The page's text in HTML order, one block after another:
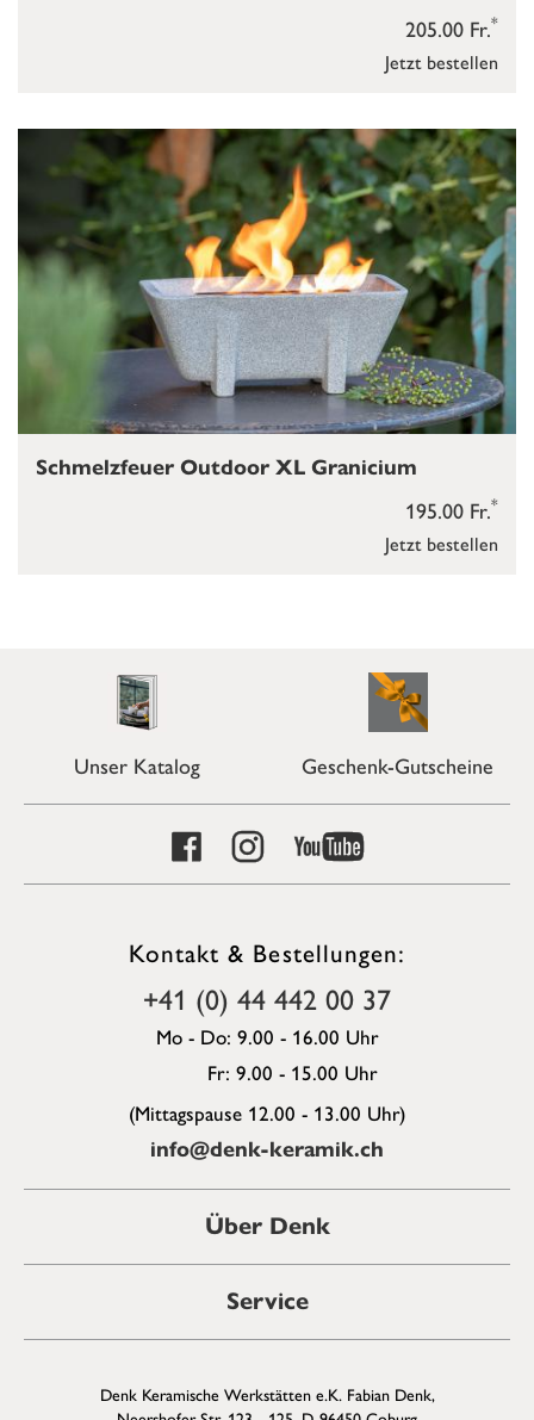
Jetzt bestellen
205.00 Fr.*
Jetzt bestellen
195.00 Fr.*
Schmelzfeuer Outdoor XL Granicium
Unser Katalog Geschenk-Gutscheine
Kontakt & Bestellungen:
+41 (0) 44 442 00 37
Mo - Do: 9.00 - 16.00 Uhr
Fr: 9.00 - 15.00 Uhr
(Mittagspause 12.00 - 13.00 Uhr)
info@denk-keramik.ch
Über Denk
Service
Denk Keramische Werkstätten e.K. Fabian Denk,